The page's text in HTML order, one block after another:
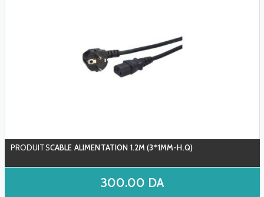
CABLE ALIMENTATION 1.2M (3*1MM-H.Q)
300.00 DA